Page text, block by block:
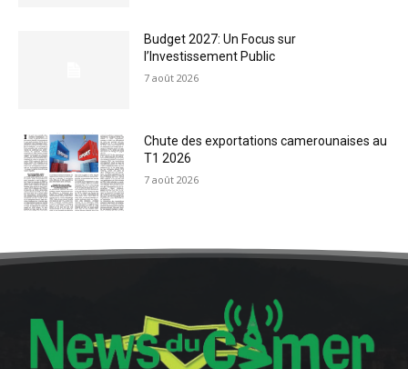
Budget 2027: Un Focus sur
l’Investissement Public
7 août 2026
Chute des exportations camerounaises au
T1 2026
7 août 2026